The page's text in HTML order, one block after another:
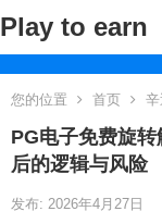
Play to earn
您的位置 首页
PG电子免费旋
后的逻辑与风险
发布: 2026年4月27日